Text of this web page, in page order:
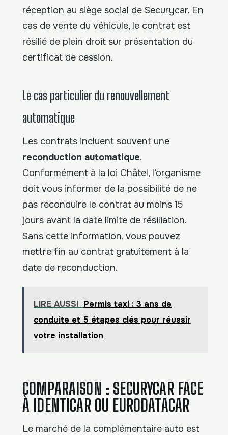
réception au siège social de Securycar. En
cas de vente du véhicule, le contrat est
résilié de plein droit sur présentation du
certificat de cession.
Le cas particulier du renouvellement
automatique
Les contrats incluent souvent une
reconduction automatique.
Conformément à la loi Châtel, l’organisme
doit vous informer de la possibilité de ne
pas reconduire le contrat au moins 15
jours avant la date limite de résiliation.
Sans cette information, vous pouvez
mettre fin au contrat gratuitement à la
date de reconduction.
LIRE AUSSI Permis taxi : 3 ans de
conduite et 5 étapes clés pour réussir
votre installation
COMPARAISON : SECURYCAR FACE
À IDENTICAR OU EURODATACAR
Le marché de la complémentaire auto est